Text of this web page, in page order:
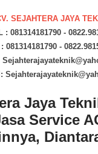
SEJAHTERA JAYA
: 081314181790 -
081314181790 -
Sejahterajayateknik
Jaya
Service